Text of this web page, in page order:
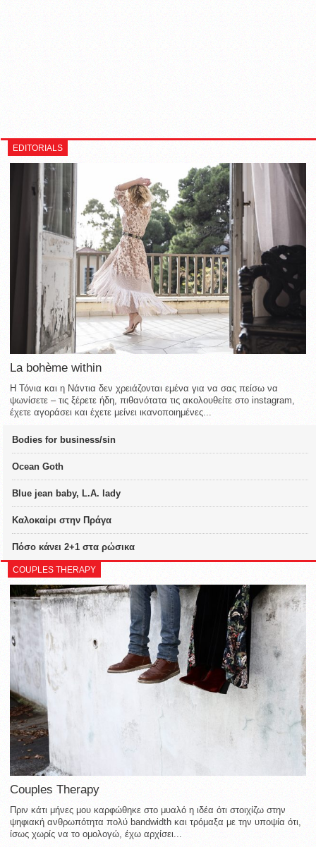
EDITORIALS
La bohème within
Η Τόνια και η Νάντια δεν χρειάζονται εμένα για να σας πείσω να
ψωνίσετε – τις ξέρετε ήδη, πιθανότατα τις ακολουθείτε στο instagram,
έχετε αγοράσει και έχετε μείνει ικανοποιημένες...
Bodies for business/sin
Ocean Goth
Blue jean baby, L.A. lady
Καλοκαίρι στην Πράγα
Πόσο κάνει 2+1 στα ρώσικα
COUPLES THERAPY
Couples Therapy
Πριν κάτι μήνες μου καρφώθηκε στο μυαλό η ιδέα ότι στοιχίζω στην
ψηφιακή ανθρωπότητα πολύ bandwidth και τρόμαξα με την υποψία ότι,
ίσως χωρίς να το ομολογώ, έχω αρχίσει...